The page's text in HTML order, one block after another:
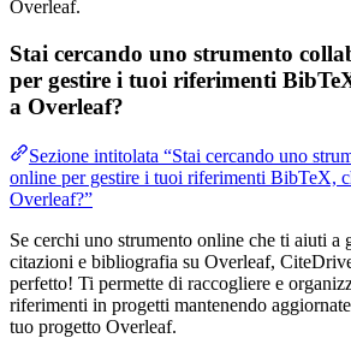
Overleaf.
Stai cercando uno strumento
per gestire i tuoi riferimenti
a Overleaf?
Sezione intitolata “Stai cercando uno
online per gestire i tuoi riferimenti BibTeX,
Overleaf?”
Se cerchi uno strumento online che ti aiuti a
citazioni e bibliografia su Overleaf,
perfetto! Ti permette di raccogliere e
riferimenti in progetti mantenendo
tuo progetto Overleaf.